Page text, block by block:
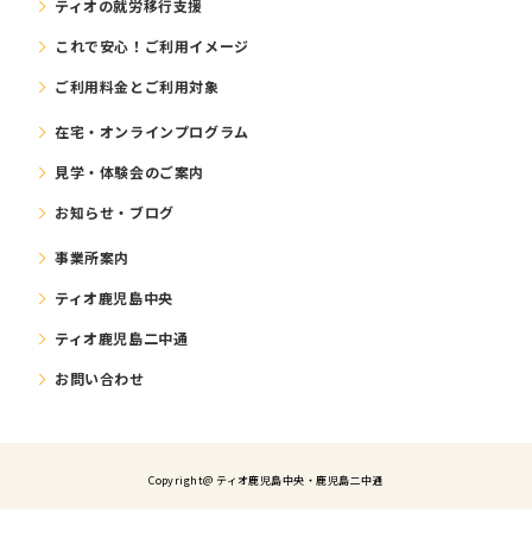
ティオの就労移⾏⽀援
これで安⼼！ご利⽤イメージ
ご利⽤料⾦とご利⽤対象
在宅・オンラインプログラム
⾒学・体験会のご案内
お知らせ・ブログ
事業所案内
ティオ鹿児島中央
ティオ鹿児島二中通
お問い合わせ
Copyright@ ティオ⿅児島中央・鹿児島二中通